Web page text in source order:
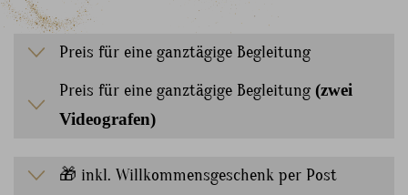
Preis für eine ganztägige Begleitung
Preis für eine ganztägige Begleitung (zwei
Videografen)
🎁 inkl. Willkommensgeschenk per Post